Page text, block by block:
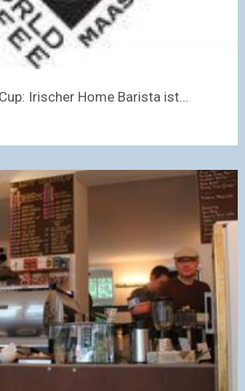
Irischer Home Barista ist...